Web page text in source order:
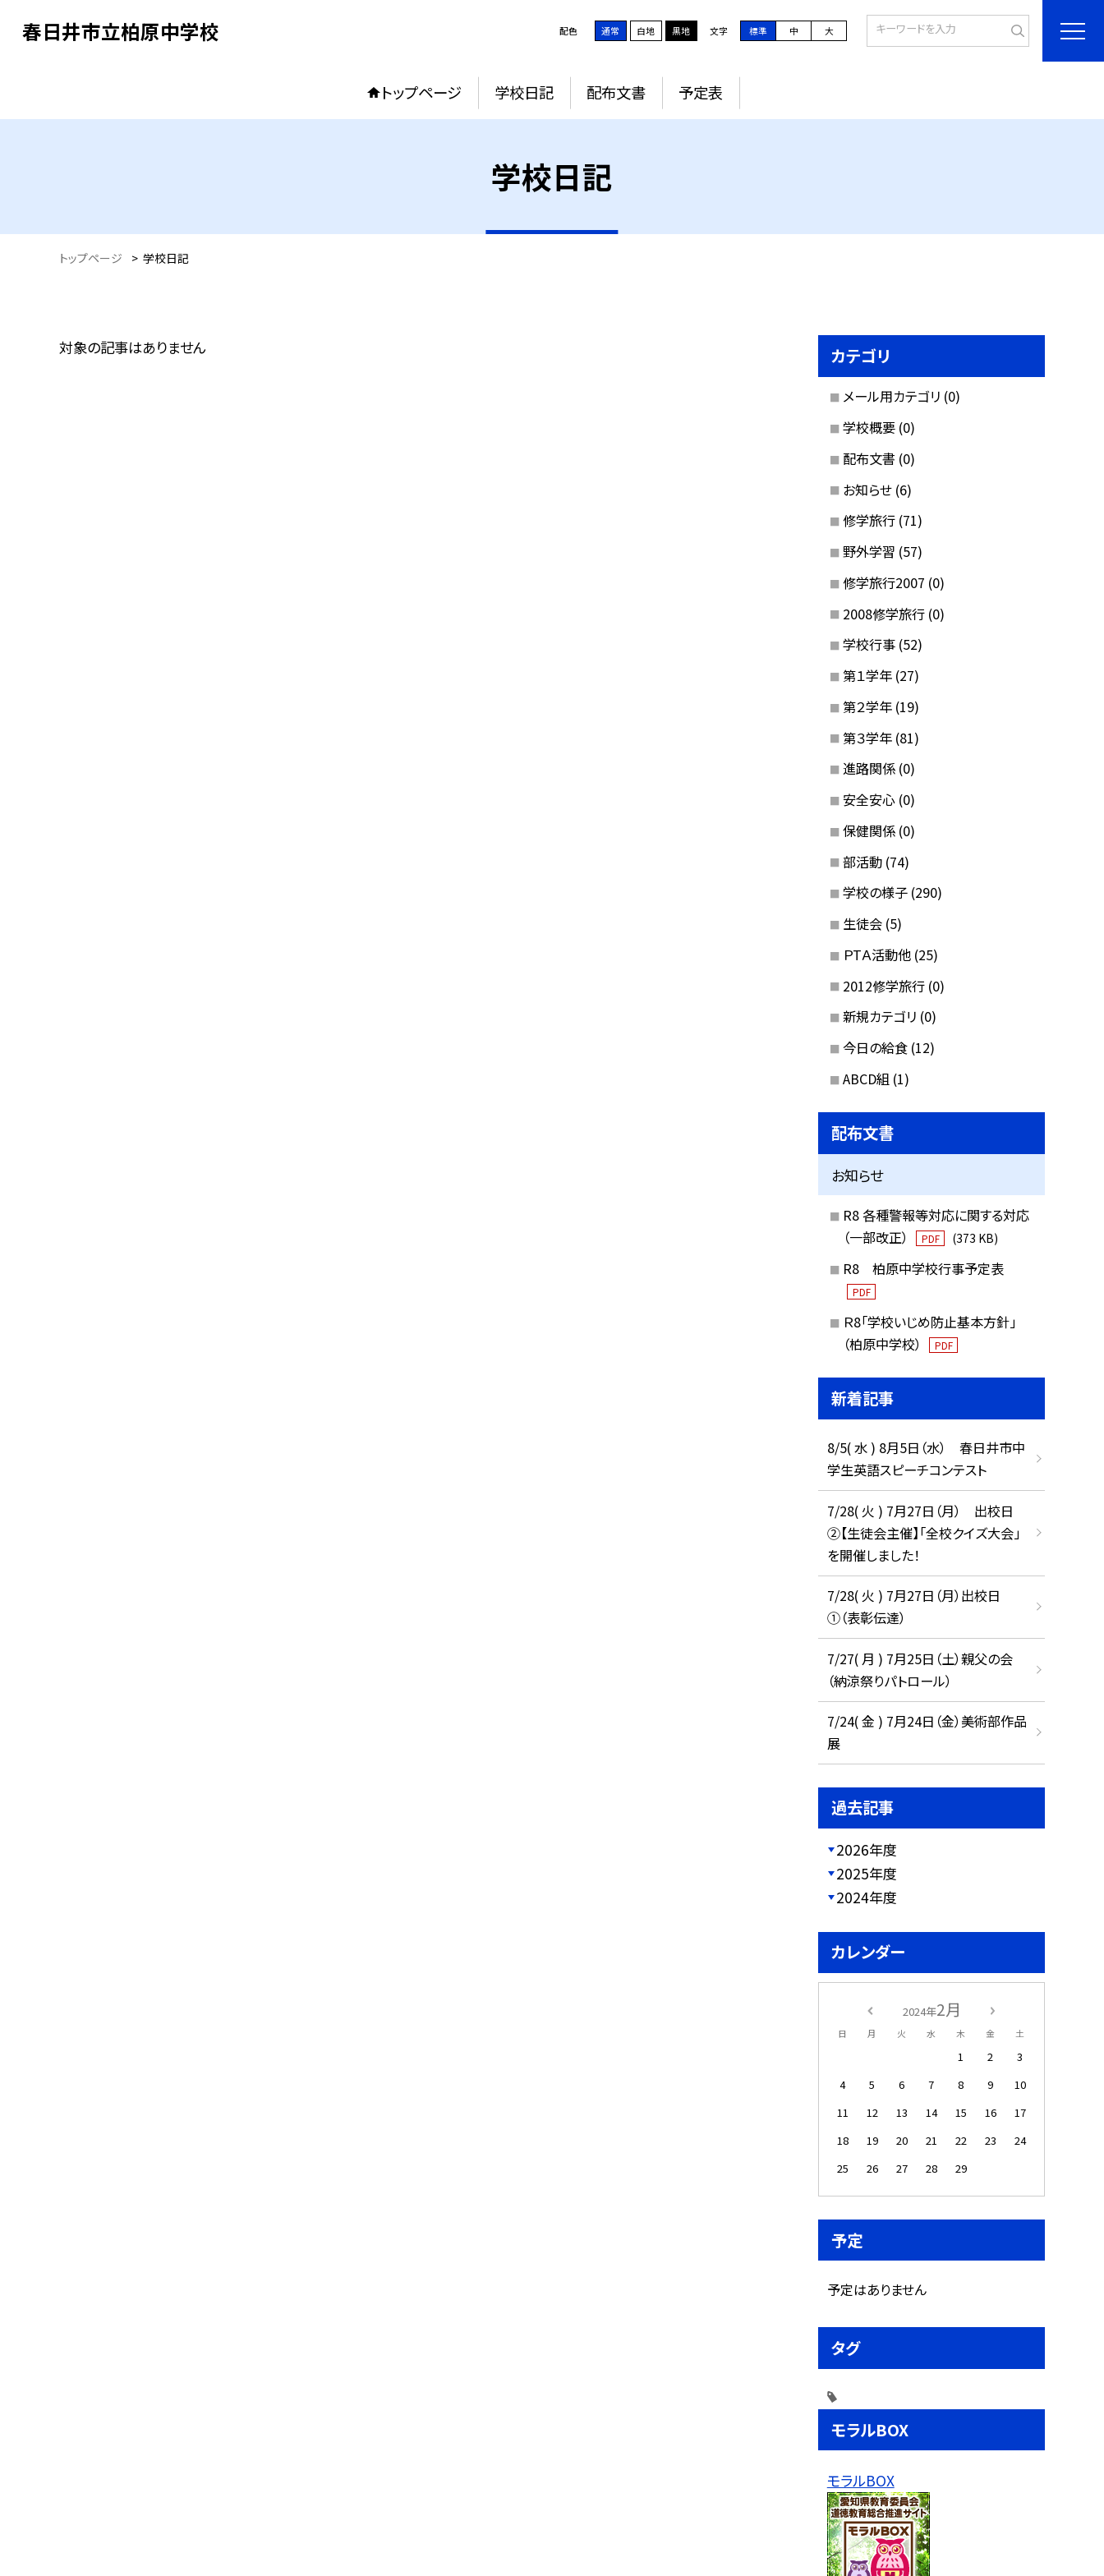
春日井市立柏原中学校 配色 通常 白地 黒地 文字 標準 中 大
トップページ 学校日記 配布文書 予定表
学校日記
トップページ > 学校日記
対象の記事はありません カテゴリ
メール用カテゴリ (0)
学校概要 (0)
配布文書 (0)
お知らせ (6)
修学旅行 (71)
野外学習 (57)
修学旅行2007 (0)
2008修学旅行 (0)
学校行事 (52)
第１学年 (27)
第２学年 (19)
第３学年 (81)
進路関係 (0)
安全安心 (0)
保健関係 (0)
部活動 (74)
学校の様子 (290)
生徒会 (5)
ＰTＡ活動他 (25)
2012修学旅行 (0)
新規カテゴリ (0)
今日の給食 (12)
ABCD組 (1)
配布文書
お知らせ
R8 各種警報等対応に関する対応
（一部改正）
PDF (373 KB)
R8 柏原中学校行事予定表
PDF
Ｒ8「学校いじめ防止基本方針」
（柏原中学校）
PDF
新着記事
8/5( 水 ) 8月5日（水） 春日井市中
学生英語スピーチコンテスト
7/28( 火 ) 7月27日（月） 出校日
②【生徒会主催】「全校クイズ大会」
を開催しました！
7/28( 火 ) 7月27日（月）出校日
①（表彰伝達）
7/27( 月 ) 7月25日（土）親父の会
（納涼祭りパトロール）
7/24( 金 ) 7月24日（金）美術部作品
展
過去記事
2026年度
2025年度
2024年度
カレンダー
2024年2月
日 月 火 水 木 金 土
1 2
3
4
5 6 7 8 9
10
11
12 13 14 15 16
17
18
19 20 21 22 23
24
25
26 27 28 29
予定
予定はありません
タグ
モラルBOX
モラルBOX